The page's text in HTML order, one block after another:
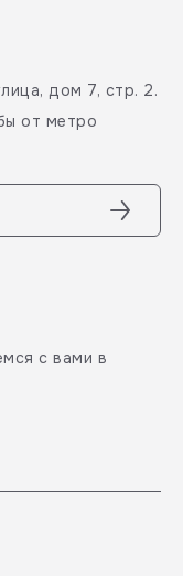
дом 7, стр. 2.
от метро
с вами в